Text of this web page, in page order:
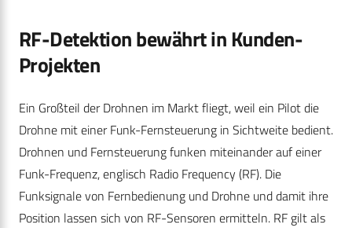
RF-Detektion bewährt in Kunden-
Projekten
Ein Großteil der Drohnen im Markt fliegt, weil ein Pilot die
Drohne mit einer Funk-Fernsteuerung in Sichtweite bedient.
Drohnen und Fernsteuerung funken miteinander auf einer
Funk-Frequenz, englisch Radio Frequency (RF). Die
Funksignale von Fernbedienung und Drohne und damit ihre
Position lassen sich von RF-Sensoren ermitteln. RF gilt als